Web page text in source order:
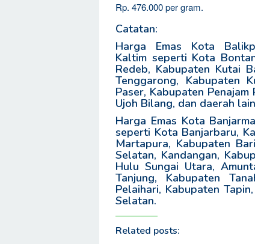
Rp. 476.000 per gram.
Catatan:
Harga Emas Kota
Kaltim seperti Kota
Redeb, Kabupaten Kutai
Tenggarong, Kabupaten
Paser, Kabupaten
Ujoh Bilang, dan daerah
Harga Emas Kota
seperti Kota Banjarbaru,
Martapura, Kabupaten
Selatan, Kandangan,
Hulu Sungai Utara,
Tanjung, Kabupaten
Pelaihari, Kabupaten
Selatan.
Related posts: